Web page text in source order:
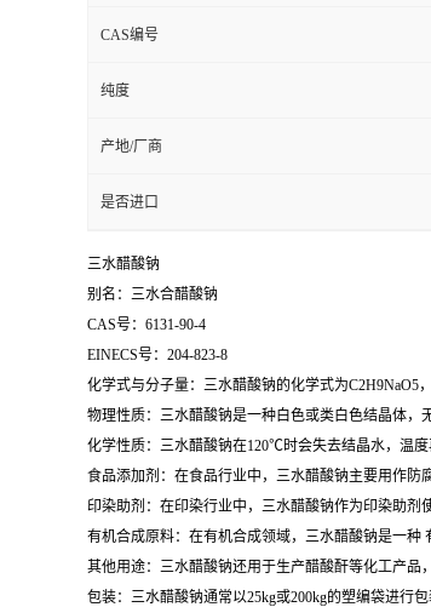
CAS编号
纯度
产地/厂商
是否进口
三水醋酸钠
别名：三水合醋酸钠
CAS号：6131-90-4
EINECS号：204-823-8
化学式与分子量：三水醋酸钠的化学式为C2H9NaO5，
物理性质：三水醋酸钠是一种白色或类白色结晶体，
化学性质：三水醋酸钠在120℃时会失去结晶水，温度
食品添加剂：在食品行业中，三水醋酸钠主要用作防
印染助剂：在印染行业中，三水醋酸钠作为印染助剂使
有机合成原料：在有机合成领域，三水醋酸钠是一种
其他用途：三水醋酸钠还用于生产醋酸酐等化工产品
包装：三水醋酸钠通常以25kg或200kg的塑编袋进行